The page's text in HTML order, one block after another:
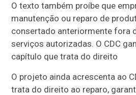
O texto também proíbe que
manutenção ou reparo de
consertado anteriormente fora
serviços autorizadas. O CDC
capítulo que trata do direito
O projeto ainda acrescenta ao
trata do direito ao reparo,